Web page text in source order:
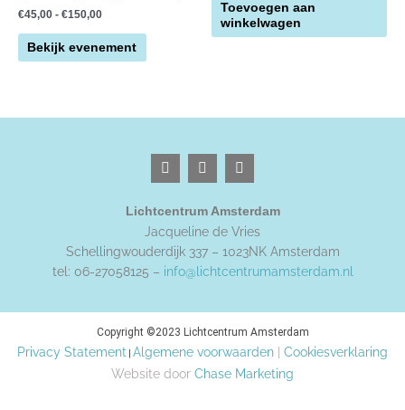
€45,00 - €150,00
Bekijk evenement
gekozen
de
Toevoegen aan
winkelwagen
F
a
c
b
o
o
k
I
n
s
a
g
r
a
m
P
i
n
e
r
e
s
t
Lichtcentrum Amsterdam
Jacqueline de Vries
Schellingwouderdijk 337 – 1023NK Amsterdam
tel: 06-27058125 – info@lichtcentrumamsterdam.nl
Copyright ©2023 Lichtcentrum Amsterdam
Privacy Statement Algemene voorwaarden | Cookiesverklaring
Website door Chase Marketing